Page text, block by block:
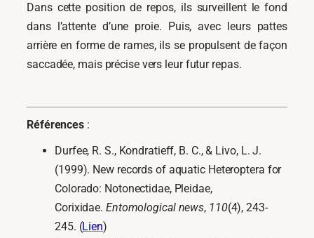
Dans cette position de repos, ils surveillent le fond
dans l’attente d’une proie. Puis, avec leurs pattes
arrière en forme de rames, ils se propulsent de façon
saccadée, mais précise vers leur futur repas.
Références :
Durfee, R. S., Kondratieff, B. C., & Livo, L. J.
(1999). New records of aquatic Heteroptera for
Colorado: Notonectidae, Pleidae,
Corixidae. Entomological news, 110(4), 243-
245. (Lien)